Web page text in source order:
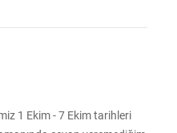
1 Ekim - 7 Ekim tarihleri